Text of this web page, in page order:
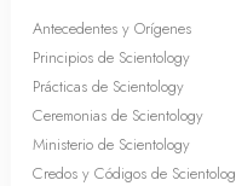
Antecedentes y Orígenes
Principios de Scientology
Prácticas de Scientology
Ceremonias de Scientology
Ministerio de Scientology
Credos y Códigos de